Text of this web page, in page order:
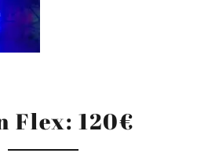
Flex: 120€